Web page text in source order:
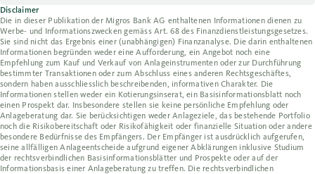
Disclaimer
Die in dieser Publikation der Migros Bank AG enthaltenen Informationen dienen zu
Werbe- und Informationszwecken gemäss Art. 68 des Finanzdienstleistungsgesetzes.
Sie sind nicht das Ergebnis einer (unabhängigen) Finanzanalyse. Die darin enthaltenen
Informationen begründen weder eine Aufforderung, ein Angebot noch eine
Empfehlung zum Kauf und Verkauf von Anlageinstrumenten oder zur Durchführung
bestimmter Transaktionen oder zum Abschluss eines anderen Rechtsgeschäftes,
sondern haben ausschliesslich beschreibenden, informativen Charakter. Die
Informationen stellen weder ein Kotierungsinserat, ein Basisinformationsblatt noch
einen Prospekt dar. Insbesondere stellen sie keine persönliche Empfehlung oder
Anlageberatung dar. Sie berücksichtigen weder Anlageziele, das bestehende Portfolio
noch die Risikobereitschaft oder Risikofähigkeit oder finanzielle Situation oder andere
besondere Bedürfnisse des Empfängers. Der Empfänger ist ausdrücklich aufgerufen,
seine allfälligen Anlageentscheide aufgrund eigener Abklärungen inklusive Studium
der rechtsverbindlichen Basisinformationsblätter und Prospekte oder auf der
Informationsbasis einer Anlageberatung zu treffen. Die rechtsverbindlichen